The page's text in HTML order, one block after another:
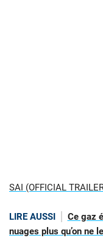
SAI (OFFICIAL
LIRE AUSSI
Ce gaz
nuages plus qu’on ne